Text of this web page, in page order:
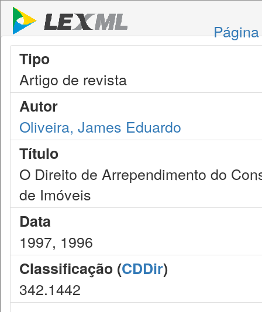
Tipo
Artigo de revista
Autor
Oliveira, James Eduardo
Título
O Direito de Arrependimento do
de Imóveis
Data
1997, 1996
Classificação (CDDir)
342.1442